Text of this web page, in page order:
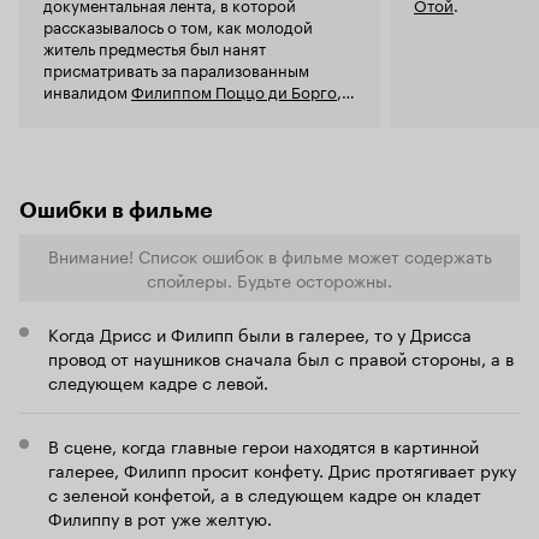
нет. А как сурова жизнь с его чернокожим
другом - которого просто мать выгоняет,
потому что у нее и так куча спиногрызов? Так
вот прозаично, просто, только тут режиссер не
видит проблемы, разочарование инвалида
режиссеры
зрителей
которого
Картина не
рассказывалось о том, как молодой
житель предместья был нанят
присматривать за парализованным
инвалидом Филиппом Поццо ди Борго,
Ошибки в фильме
Внимание! Список ошибок в фильме может содержать
спойлеры. Будьте осторожны.
Когда Дрисс и Филипп были в галерее, то у Дрисса
провод от наушников сначала был с правой стороны, а в
следующем кадре с левой.
В сцене, когда главные герои находятся в картинной
галерее, Филипп просит конфету. Дрис протягивает руку
с зеленой конфетой, а в следующем кадре он кладет
Филиппу в рот уже желтую.